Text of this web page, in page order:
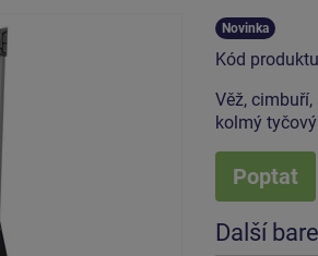
Novinka
Kód
Věž,
kolmý
Poptat
Další